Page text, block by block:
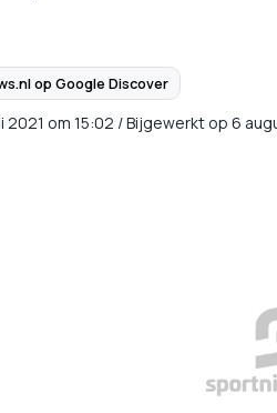
op Google Discover
2021 om 15:02 /Bijgewerkt op 6